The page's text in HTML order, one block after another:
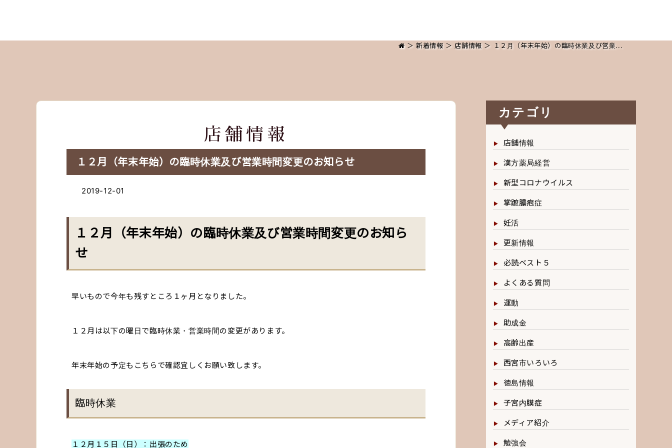
＞新着情報＞ 店舗情報＞ １２月（年末年始）の臨時休業及び営業...
店舗情報
１２月（年末年始）の臨時休業及び営業時間変更のお知らせ
2019-12-01
１２月（年末年始）の臨時休業及び営業時間変更のお知ら
せ
早いもので今年も残すところ１ヶ月となりました。
１２月は以下の曜日で臨時休業・営業時間の変更があります。
年末年始の予定もこちらで確認宜しくお願い致します。
臨時休業
１２月１５日（日）：出張のため
カテゴリ
店舗情報
漢方薬局経営
新型コロナウイルス
掌蹠膿疱症
妊活
更新情報
必読ベスト５
よくある質問
運動
助成金
高齢出産
西宮市いろいろ
徳島情報
子宮内膜症
メディア紹介
勉強会